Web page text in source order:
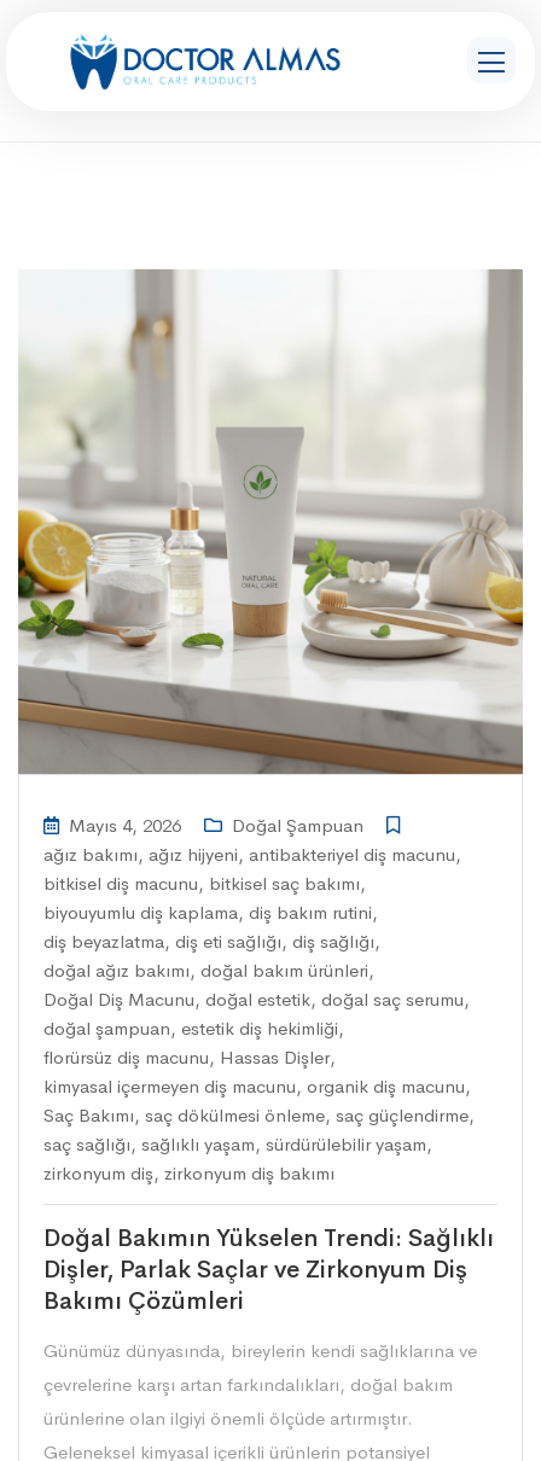
Mayıs 4, 2026
Doğal Şampuan
ağız bakımı, ağız hijyeni, antibakteriyel diş macunu,
bitkisel diş macunu, bitkisel saç bakımı,
biyouyumlu diş kaplama, diş bakım rutini,
diş beyazlatma, diş eti sağlığı, diş sağlığı,
doğal ağız bakımı, doğal bakım ürünleri,
Doğal Diş Macunu, doğal estetik, doğal saç serumu,
doğal şampuan, estetik diş hekimliği,
florürsüz diş macunu, Hassas Dişler,
kimyasal içermeyen diş macunu, organik diş macunu,
Saç Bakımı, saç dökülmesi önleme, saç güçlendirme,
saç sağlığı, sağlıklı yaşam, sürdürülebilir yaşam,
zirkonyum diş, zirkonyum diş bakımı
Doğal Bakımın Yükselen Trendi: Sağlıklı
Dişler, Parlak Saçlar ve Zirkonyum Diş
Bakımı Çözümleri
Günümüz dünyasında, bireylerin kendi sağlıklarına ve
çevrelerine karşı artan farkındalıkları, doğal bakım
ürünlerine olan ilgiyi önemli ölçüde artırmıştır.
Geleneksel kimyasal içerikli ürünlerin potansiyel